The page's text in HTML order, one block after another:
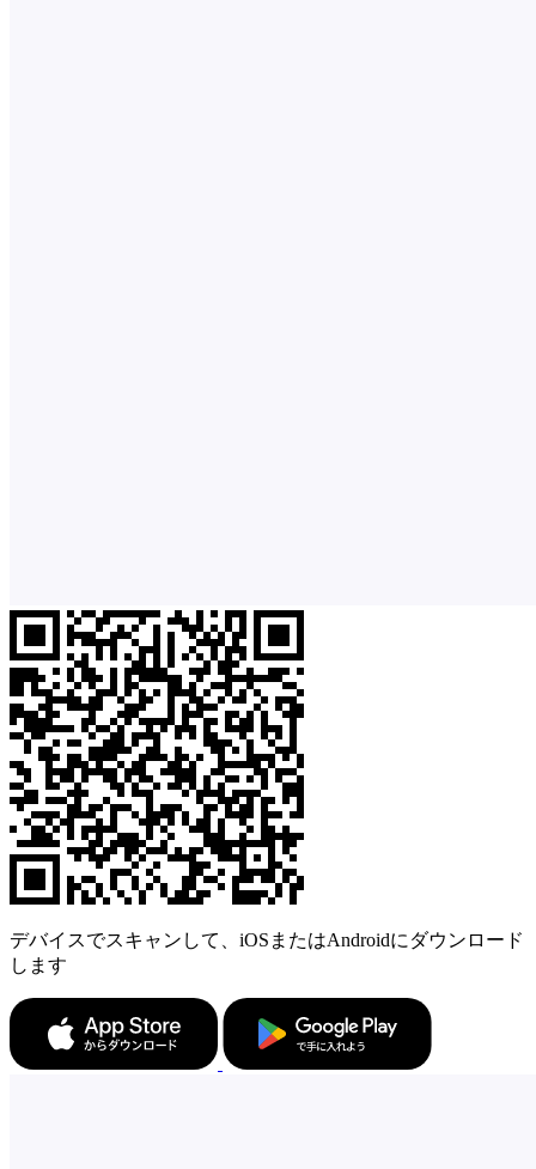
デバイスでスキャンして、iOSまたはAndroidにダウンロード
します